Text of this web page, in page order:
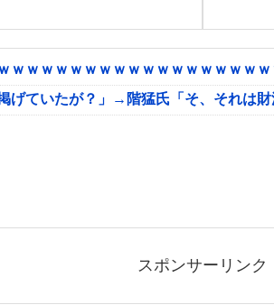
ｗｗｗｗｗｗｗｗｗｗｗｗｗｗｗｗ
ていたが？」→階猛氏「そ、それは財
スポンサーリンク